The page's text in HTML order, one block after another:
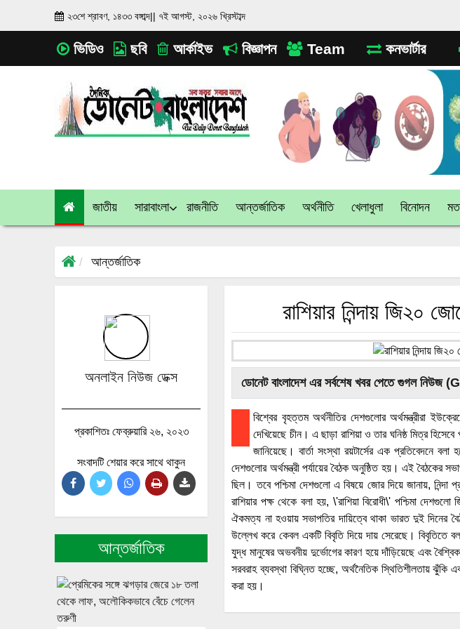
২৩শে শ্রাবণ, ১৪৩৩ বঙ্গাব্দ|| ৭ই আগস্ট, ২০২৬ খ্রিস্টাব্দ
ভিডিও ছবি আর্কাইভ বিজ্ঞাপন Team কনভার্টার
জাতীয় সারাবাংলা রাজনীতি আন্তর্জাতিক অর্থনীতি খেলাধুলা বিনোদন
আন্তর্জাতিক
অনলাইন নিউজ ডেক্স
প্রকাশিতঃ ফেব্রুয়ারি ২৬, ২০২৩
সংবাদটি শেয়ার করে সাথে থাকুন
আন্তর্জাতিক
রাশিয়ার নিন্দায় জি২০
ডোনেট বাংলাদেশ এর সর্বশেষ খবর পেতে গুগল
বিশ্বের বৃহত্তম অর্থনীতির দেশগুলোর অর্থমন্ত্রীরা
দেখিয়েছে চীন। এ ছাড়া রাশিয়া ও তার ঘনিষ্ঠ মিত্র
জানিয়েছে। বার্তা সংস্থা রয়টার্সের এক প্রতিবেদনে
দেশগুলোর অর্থমন্ত্রী পর্যায়ের বৈঠক অনুষ্ঠিত হয়। এই বৈঠকের
ছিল। তবে পশ্চিমা দেশগুলো এ বিষয়ে জোর দিয়ে জানায়,
রাশিয়ার পক্ষ থেকে বলা হয়, \'রাশিয়া বিরোধী\' পশ্চিমা
ঐকমত্য না হওয়ায় সভাপতির দায়িত্বে থাকা ভারত দুই দিনের
উল্লেখ করে কেবল একটি বিবৃতি দিয়ে দায় সেরেছে। বিবৃতিতে
যুদ্ধ মানুষের অভবনীয় দুর্ভোগের কারণ হয়ে দাঁড়িয়েছে এবং
সরবরাহ ব্যবস্থা বিঘ্নিত হচ্ছে, অর্থনৈতিক স্থিতিশীলতায় ঝুঁকি
করা হয়।